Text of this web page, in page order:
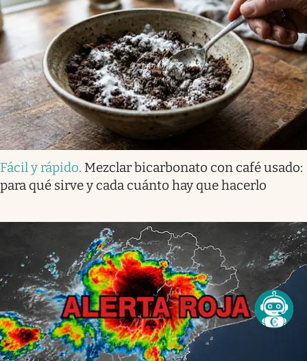
Fácil y rápido. Mezclar bicarbonato con café usado:
para qué sirve y cada cuánto hay que hacerlo